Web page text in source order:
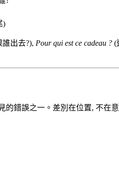
)
出去?), Pour qui est ce cadeau ? (
錯誤之一。差別在位置, 不在